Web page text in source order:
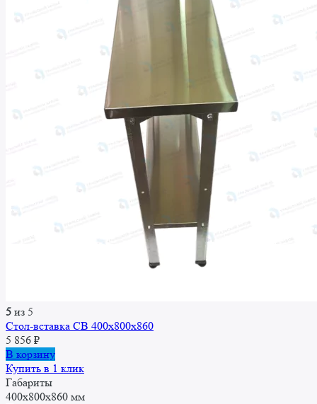
5 из 5
Стол-вставка CВ 400x800x860
5 856 ₽
В корзину
Купить в 1 клик
Габариты
400x800x860 мм